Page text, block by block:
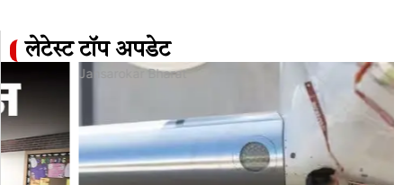
लेटेस्ट टॉप अपडेट
Jansarokar Bharat